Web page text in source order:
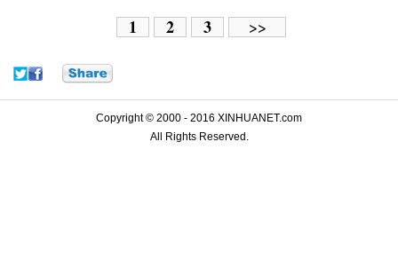
1 2 3 >>
Copyright © 2000 - 2016 XINHUANET.com
All Rights Reserved.